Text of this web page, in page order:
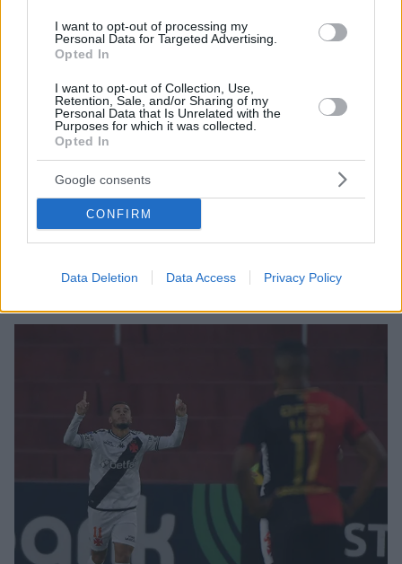
I want to opt-out of processing my
Personal Data for Targeted Advertising.
Opted In
I want to opt-out of Collection, Use,
Retention, Sale, and/or Sharing of my
Personal Data that Is Unrelated with the
Purposes for which it was collected.
Opted In
Google consents
CONFIRM
Data Deletion Data Access Privacy Policy
Πεδίο μάχης γήπεδο στην Αργεντινή: Άγριες
συγκρούσεις οπαδών και 3 νεκροί σε ματς του Copa
Sudamericana - Δείτε βίντεο
ανάμεσα σε Ιντεπεντιέντε και Ουνιβερσιδάδ ντε Τσίλε
21.08.2025, 08:36 10